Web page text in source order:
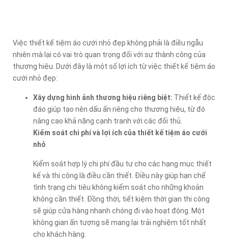
Việc thiết kế tiệm áo cưới nhỏ đẹp không phải là điều ngẫu
nhiên mà lại có vai trò quan trọng đối với sự thành công của
thương hiệu. Dưới đây là một số lợi ích từ việc thiết kế tiệm áo
cưới nhỏ đẹp:
Xây dựng hình ảnh thương hiệu riêng biệt: Thiết kế độc
đáo giúp tạo nên dấu ấn riêng cho thương hiệu, từ đó
nâng cao khả năng cạnh tranh với các đối thủ.
Kiểm soát chi phí và lợi ích của thiết kế tiệm áo cưới
nhỏ
Kiểm soát hợp lý chi phí đầu tư cho các hạng mục thiết
kế và thi công là điều cần thiết. Điều này giúp hạn chế
tình trạng chi tiêu không kiểm soát cho những khoản
không cần thiết. Đồng thời, tiết kiệm thời gian thi công
sẽ giúp cửa hàng nhanh chóng đi vào hoạt động. Một
không gian ấn tượng sẽ mang lại trải nghiệm tốt nhất
cho khách hàng.